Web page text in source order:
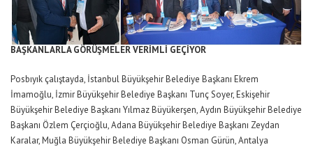
BAŞKANLARLA GÖRÜŞMELER VERİMLİ GEÇİYOR
Posbıyık çalıştayda, İstanbul Büyükşehir Belediye Başkanı Ekrem
İmamoğlu, İzmir Büyükşehir Belediye Başkanı Tunç Soyer, Eskişehir
Büyükşehir Belediye Başkanı Yılmaz Büyükerşen, Aydın Büyükşehir Belediye
Başkanı Özlem Çerçioğlu, Adana Büyükşehir Belediye Başkanı Zeydan
Karalar, Muğla Büyükşehir Belediye Başkanı Osman Gürün, Antalya